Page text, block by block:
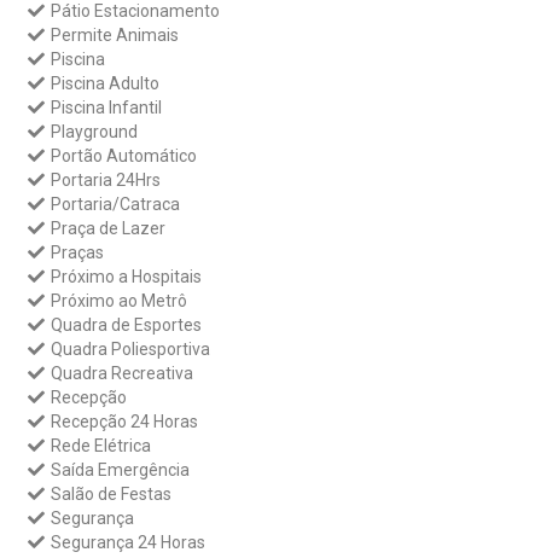
Pátio Estacionamento
Permite Animais
Piscina
Piscina Adulto
Piscina Infantil
Playground
Portão Automático
Portaria 24Hrs
Portaria/Catraca
Praça de Lazer
Praças
Próximo a Hospitais
Próximo ao Metrô
Quadra de Esportes
Quadra Poliesportiva
Quadra Recreativa
Recepção
Recepção 24 Horas
Rede Elétrica
Saída Emergência
Salão de Festas
Segurança
Segurança 24 Horas